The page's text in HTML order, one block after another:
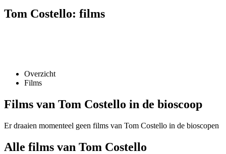
Tom Costello: films
Overzicht
Films
Films van Tom Costello in de bioscoop
Er draaien momenteel geen films van Tom Costello in de bioscopen
Alle films van Tom Costello